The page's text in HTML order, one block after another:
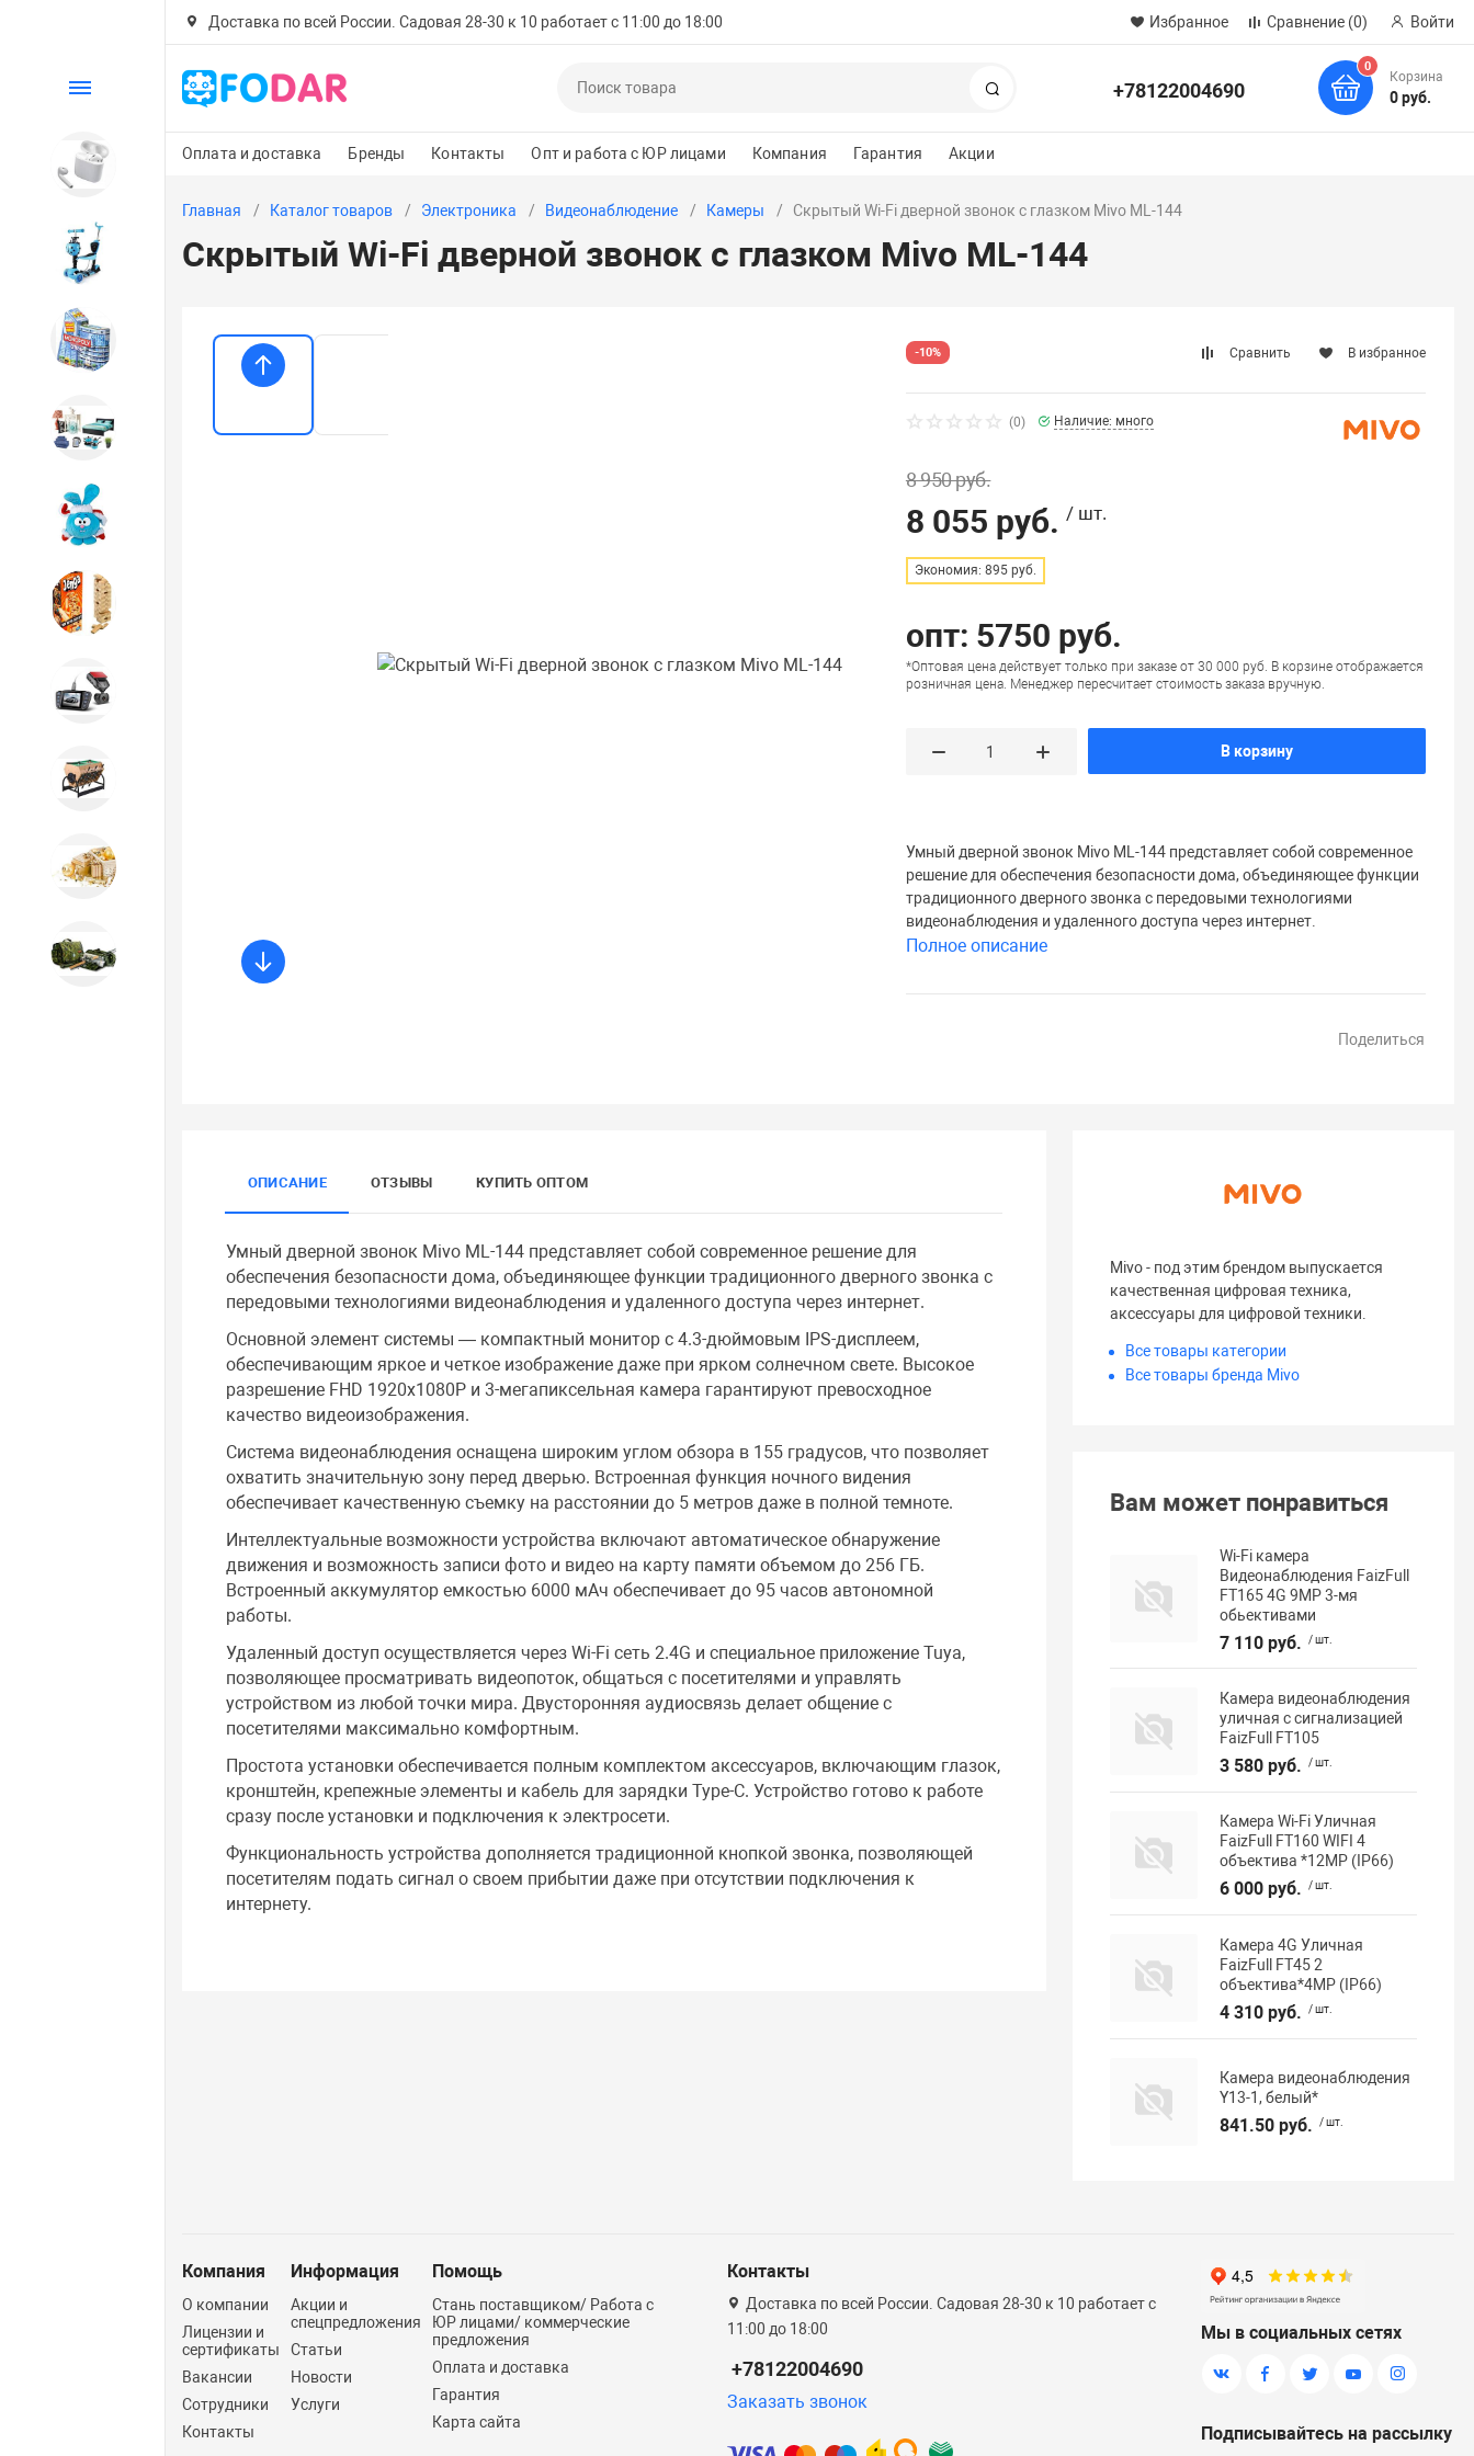
Доставка по всей России. Садовая 28-30 к 10 работает с 11:00 до 18:00 Избранное Сравнение (0) Войти
+78122004690
0
Корзина
0 руб.
Оплата и доставка Бренды Контакты Опт и работа с ЮР лицами Компания Гарантия Акции
Каталог
Электроника
Детский транспорт
Настольные игры
Дом и сад
Охота, спорт, туризм
Главная Каталог товаров Электроника Видеонаблюдение Камеры Скрытый Wi-Fi дверной звонок с глазком Mivo ML-144
Скрытый Wi-Fi дверной звонок с глазком Mivo ML-144
Сравнить В избранное
-10%
(0) Наличие: много
8 950 руб.
8 055 руб. / шт.
Экономия: 895 руб.
опт: 5750 руб.
*Оптовая цена действует только при заказе от 30 000 руб. В корзине отображается
розничная цена. Менеджер пересчитает стоимость заказа вручную.
В корзину
Умный дверной звонок Mivo ML-144 представляет собой современное
решение для обеспечения безопасности дома, объединяющее функции
традиционного дверного звонка с передовыми технологиями
видеонаблюдения и удаленного доступа через интернет.
Полное описание
Поделиться
ОПИСАНИЕ ОТЗЫВЫ КУПИТЬ ОПТОМ
Умный дверной звонок Mivo ML-144 представляет собой современное решение для
обеспечения безопасности дома, объединяющее функции традиционного дверного звонка с
передовыми технологиями видеонаблюдения и удаленного доступа через интернет.
Основной элемент системы — компактный монитор с 4.3-дюймовым IPS-дисплеем,
обеспечивающим яркое и четкое изображение даже при ярком солнечном свете. Высокое
разрешение FHD 1920х1080P и 3-мегапиксельная камера гарантируют превосходное
качество видеоизображения.
Система видеонаблюдения оснащена широким углом обзора в 155 градусов, что позволяет
охватить значительную зону перед дверью. Встроенная функция ночного видения
обеспечивает качественную съемку на расстоянии до 5 метров даже в полной темноте.
Интеллектуальные возможности устройства включают автоматическое обнаружение
движения и возможность записи фото и видео на карту памяти объемом до 256 ГБ.
Встроенный аккумулятор емкостью 6000 мАч обеспечивает до 95 часов автономной
работы.
Удаленный доступ осуществляется через Wi-Fi сеть 2.4G и специальное приложение Tuya,
позволяющее просматривать видеопоток, общаться с посетителями и управлять
устройством из любой точки мира. Двусторонняя аудиосвязь делает общение с
посетителями максимально комфортным.
Простота установки обеспечивается полным комплектом аксессуаров, включающим глазок,
кронштейн, крепежные элементы и кабель для зарядки Type-C. Устройство готово к работе
сразу после установки и подключения к электросети.
Функциональность устройства дополняется традиционной кнопкой звонка, позволяющей
посетителям подать сигнал о своем прибытии даже при отсутствии подключения к
интернету.
Mivo - под этим брендом выпускается
качественная цифровая техника,
аксессуары для цифровой техники.
Все товары категории
Все товары бренда Mivo
Вам может понравиться
Wi-Fi камера
Видеонаблюдения FaizFull
FT165 4G 9MP 3-мя
обьективами
7 110 руб. / шт.
Камера видеонаблюдения
уличная с сигнализацией
FaizFull FT105
3 580 руб. / шт.
Камера Wi-Fi Уличная
FaizFull FT160 WIFI 4
объектива *12МР (IP66)
6 000 руб. / шт.
Камера 4G Уличная
FaizFull FT45 2
объектива*4МР (IP66)
4 310 руб. / шт.
Камера видеонаблюдения
Y13-1, белый*
841.50 руб. / шт.
Компания
О компании
Лицензии и
сертификаты
Вакансии
Сотрудники
Контакты
Информация
Акции и
спецпредложения
Статьи
Новости
Услуги
Помощь
Стань поставщиком/ Работа с
ЮР лицами/ коммерческие
предложения
Оплата и доставка
Гарантия
Карта сайта
Контакты
Доставка по всей России. Садовая 28-30 к 10 работает с
11:00 до 18:00
+78122004690
Заказать звонок
Мы в социальных сетях
Подписывайтесь на рассылку